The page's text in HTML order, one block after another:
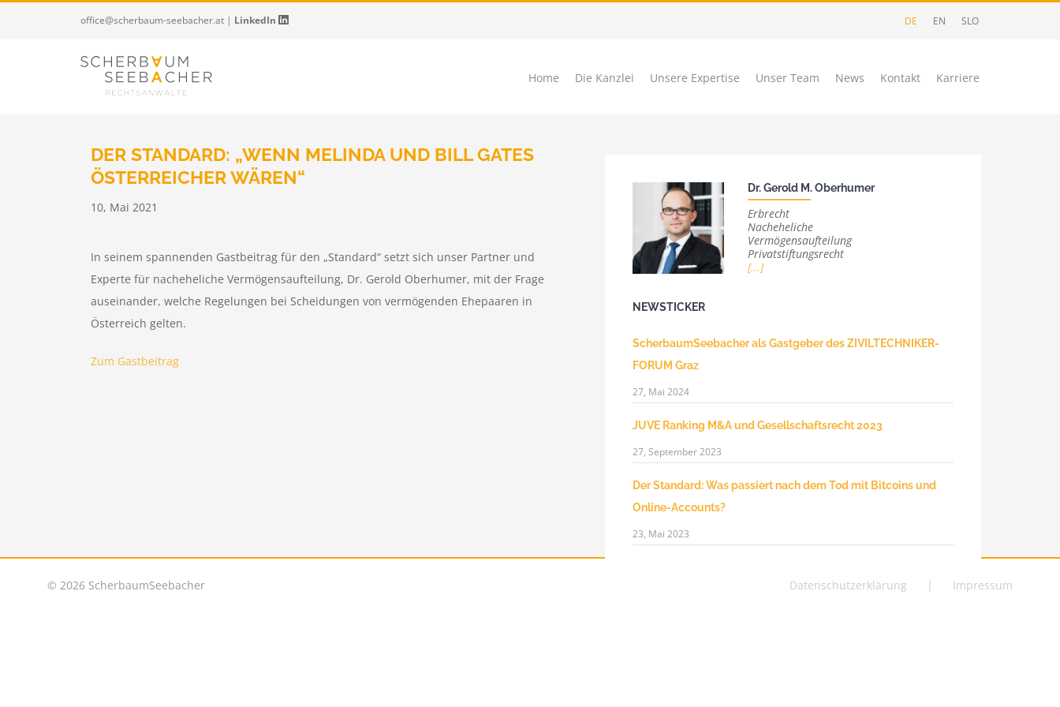
office@scherbaum-seebacher.at | LinkedIn DE EN SLO
Home Die Kanzlei Unsere Expertise Unser Team
Name Fachgebiet
News Kontakt Karriere
DER STANDARD: „WENN MELINDA UND BILL GATES
ÖSTERREICHER WÄREN“
10, Mai 2021
In seinem spannenden Gastbeitrag für den „Standard“ setzt sich unser Partner und
Experte für nacheheliche Vermögensaufteilung, Dr. Gerold Oberhumer, mit der Frage
auseinander, welche Regelungen bei Scheidungen von vermögenden Ehepaaren in
Österreich gelten.
Zum Gastbeitrag
Dr. Gerold M. Oberhumer
Erbrecht
Nacheheliche
Vermögensaufteilung
Privatstiftungsrecht
[...]
NEWSTICKER
ScherbaumSeebacher als Gastgeber des ZIVILTECHNIKER-
FORUM Graz
27, Mai 2024
JUVE Ranking M&A und Gesellschaftsrecht 2023
27, September 2023
Der Standard: Was passiert nach dem Tod mit Bitcoins und
Online-Accounts?
23, Mai 2023
© 2026 ScherbaumSeebacher Datenschutzerklärung Impressum